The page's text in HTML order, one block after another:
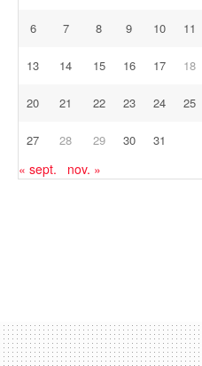
6 7 8 9 10 11
13 14 15 16 17 18
20 21 22 23 24 25
27 28 29 30 31
« sept. nov. »